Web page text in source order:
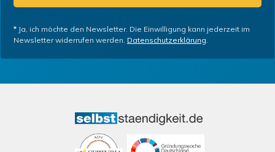
* Ja, ich möchte den Newsletter. Die Einwilligung kann jederzeit im
Newsletter widerrufen werden. Datenschutzerklärung